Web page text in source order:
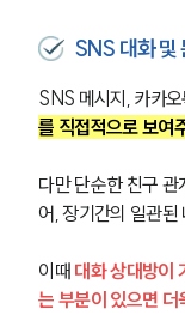
SNS 대화 및
SNS 메시지, 카카
를 직접적으로 보여
다만 단순한 친구 관
어, 장기간의 일관된
이때 대화 상대방이
는 부분이 있으면 더